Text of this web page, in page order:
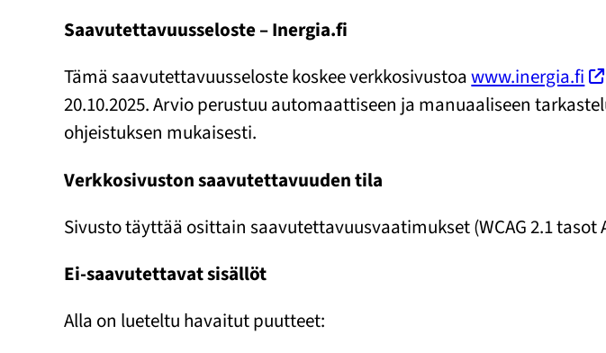
Saavutettavuusseloste – Inergia.fi
Tämä saavutettavuusseloste koskee verkkosivustoawww.inergia.fi
20.10.2025. Arvio perustuu automaattiseen ja manuaaliseen
ohjeistuksen mukaisesti.
Verkkosivuston saavutettavuuden tila
Sivusto täyttää osittain saavutettavuusvaatimukset (WCAG 2.1 tasot
Ei-saavutettavat sisällöt
Alla on lueteltu havaitut puutteet: